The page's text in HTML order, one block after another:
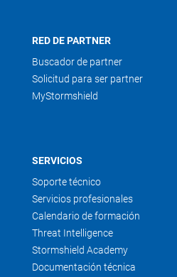
RED DE PARTNER
Buscador de partner
Solicitud para ser partner
MyStormshield
SERVICIOS
Soporte técnico
Servicios profesionales
Calendario de formación
Threat Intelligence
Stormshield Academy
Documentación técnica